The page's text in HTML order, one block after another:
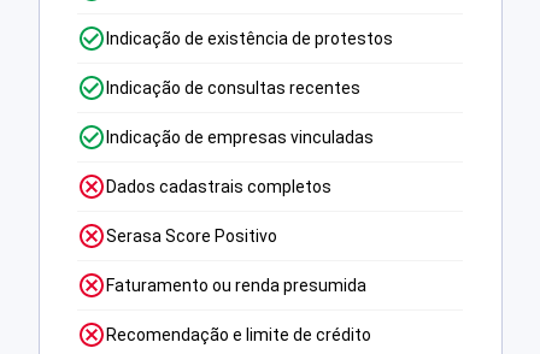
Indicação de existência de protestos
Indicação de consultas recentes
Indicação de empresas vinculadas
Dados cadastrais completos
Serasa Score Positivo
Faturamento ou renda presumida
Recomendação e limite de crédito